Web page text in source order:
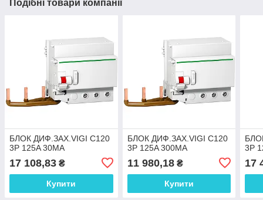
Подібні товари компанії
БЛОК ДИФ.ЗАХ.VIGI C120
3P 125A 30МA
17 108,83 ₴
Купити
БЛОК ДИФ.ЗАХ.VIGI C120
3P 125A 300МA
11 980,18₴
Купити
3P
17